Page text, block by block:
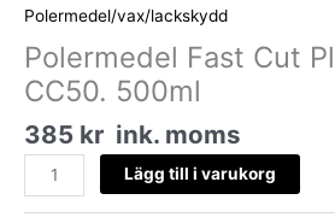
Polermedel/vax/lackskydd
Polermedel Fast Cut
CC50. 500ml
385 kr ink. moms
Lägg till i varukorg